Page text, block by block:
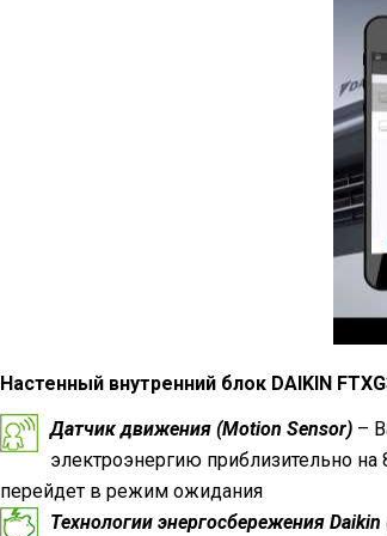
Настенный внутренний блок DAIKIN
Датчик движения (Motion Sensor) –
электроэнергию приблизительно
перейдет в режим ожидания
Технологии энергосбережения